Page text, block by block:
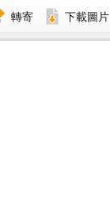
轉寄 下載圖片